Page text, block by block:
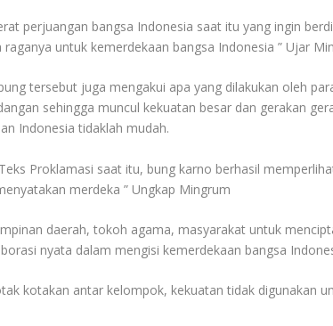
perjuangan bangsa Indonesia saat itu yang ingin
untuk kemerdekaan bangsa Indonesia ” Ujar
tersebut juga mengakui apa yang dilakukan oleh
sehingga muncul kekuatan besar dan gerakan
Indonesia tidaklah mudah.
Proklamasi saat itu, bung karno berhasil
merdeka ” Ungkap Mingrum
daerah, tokoh agama, masyarakat untuk
nyata dalam mengisi kemerdekaan bangsa
kotakan antar kelompok, kekuatan tidak digunakan